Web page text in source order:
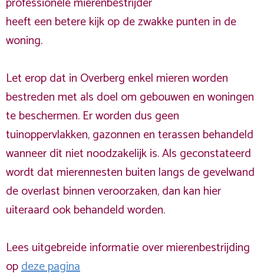
heeft een betere kijk op de zwakke punten in de
woning.
Let erop dat in Overberg enkel mieren worden
bestreden met als doel om gebouwen en woningen
te beschermen. Er worden dus geen
tuinoppervlakken, gazonnen en terassen behandeld
wanneer dit niet noodzakelijk is. Als geconstateerd
wordt dat mierennesten buiten langs de gevelwand
de overlast binnen veroorzaken, dan kan hier
uiteraard ook behandeld worden.
Lees uitgebreide informatie over mierenbestrijding
opdeze pagina